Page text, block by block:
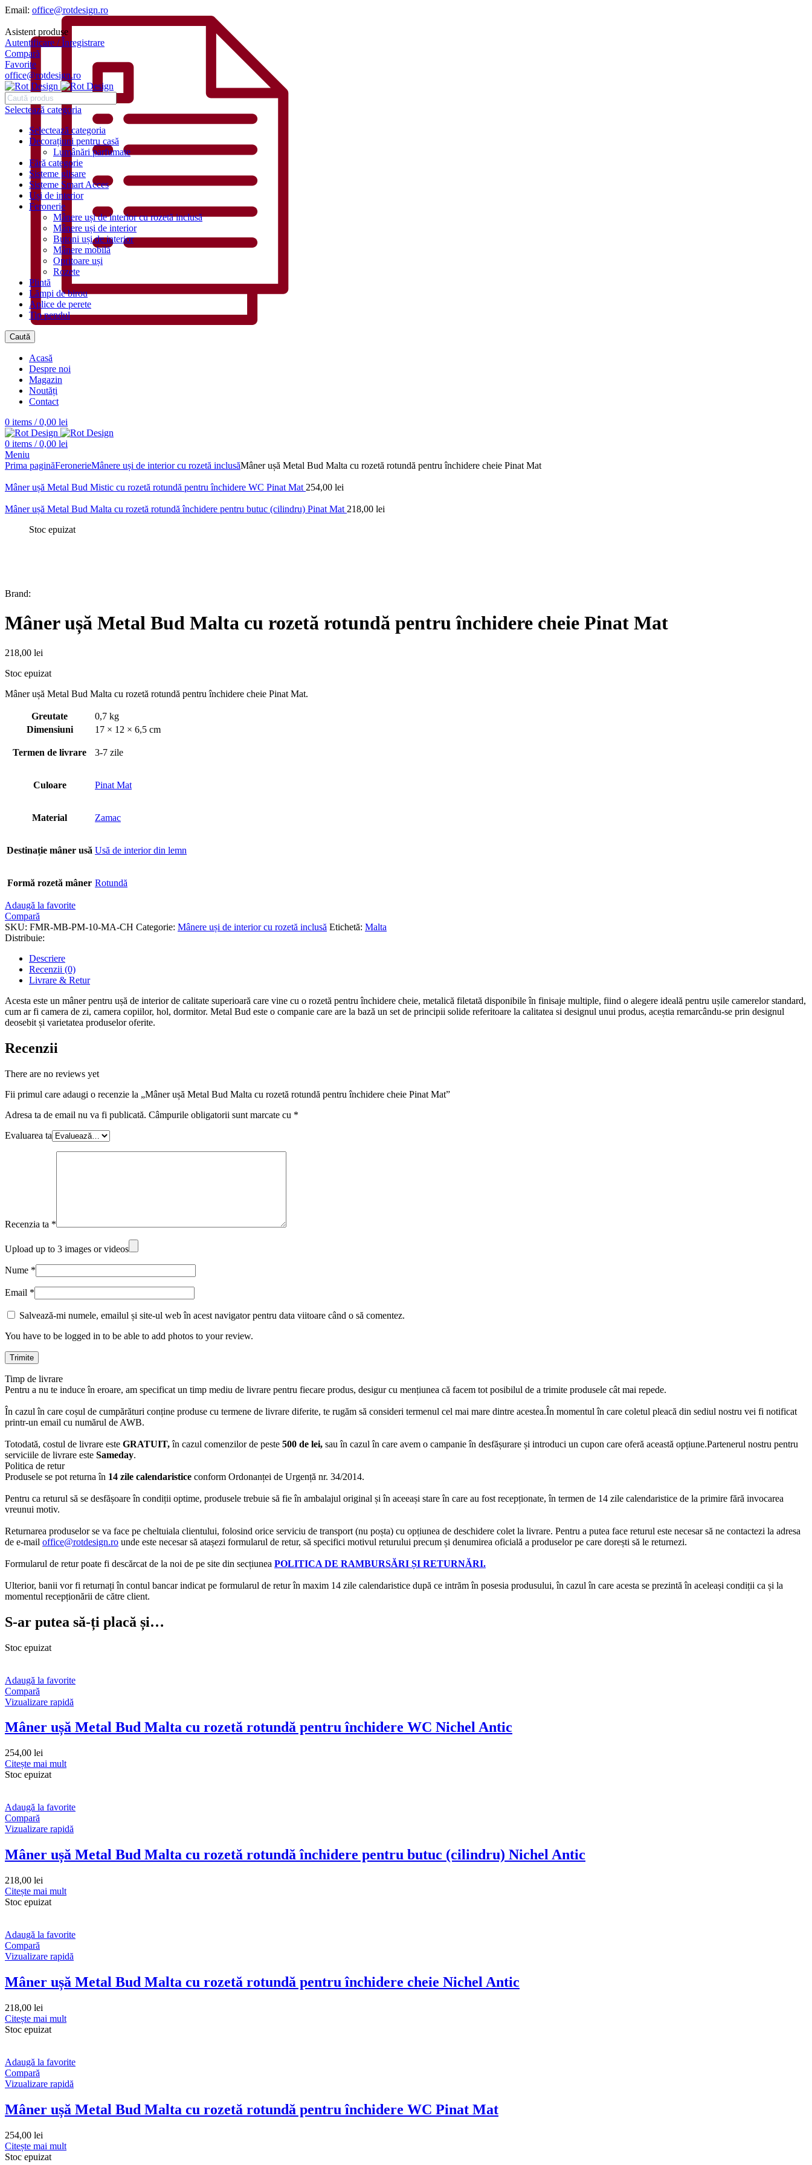
Email: office@rotdesign.ro
Asistent produse
Autentificare / Înregistrare
Compară
Favorite
office@rotdesign.ro
Selectează categoria
Selectează categoria
Decorațiuni pentru casă
Lumânări parfumate
Fără categorie
Sisteme glisare
Sisteme Smart Acces
Uși de interior
Feronerie
Mânere uși de interior cu rozetă inclusă
Mânere uși de interior
Butoni uși de interior
Mânere mobilă
Opritoare uși
Rozete
Plintă
Lămpi de birou
Aplice de perete
Tip pendul
Caută
Acasă
Despre noi
Magazin
Noutăți
Contact
0 items / 0,00 lei
0 items / 0,00 lei
Meniu
Prima paginăFeronerieMânere uși de interior cu rozetă inclusăMâner ușă Metal Bud Malta cu rozetă rotundă pentru închidere cheie Pinat Mat
Mâner ușă Metal Bud Mistic cu rozetă rotundă pentru închidere WC Pinat Mat 254,00 lei
Mâner ușă Metal Bud Malta cu rozetă rotundă închidere pentru butuc (cilindru) Pinat Mat 218,00 lei
Stoc epuizat
Brand:
Mâner ușă Metal Bud Malta cu rozetă rotundă pentru închidere cheie Pinat Mat
218,00 lei
Stoc epuizat
Mâner ușă Metal Bud Malta cu rozetă rotundă pentru închidere cheie Pinat Mat.
Greutate
0,7 kg
Dimensiuni
17 × 12 × 6,5 cm
Termen de livrare 3-7 zile
Culoare Pinat Mat
Material Zamac
Destinație mâner usă Usă de interior din lemn
Formă rozetă mâner Rotundă
Adaugă la favorite
Compară
SKU: FMR-MB-PM-10-MA-CH Categorie: Mânere uși de interior cu rozetă inclusă Etichetă: Malta
Distribuie:
Descriere
Recenzii (0)
Livrare & Retur
Acesta este un mâner pentru ușă de interior de calitate superioară care vine cu o rozetă pentru închidere cheie, metalică filetată disponibile în finisaje multiple, fiind o alegere ideală pentru ușile camerelor standard,
cum ar fi camera de zi, camera copiilor, hol, dormitor. Metal Bud este o companie care are la bază un set de principii solide referitoare la calitatea si designul unui produs, aceștia remarcându-se prin designul
deosebit și varietatea produselor oferite.
Recenzii
There are no reviews yet
Fii primul care adaugi o recenzie la „Mâner ușă Metal Bud Malta cu rozetă rotundă pentru închidere cheie Pinat Mat”
Adresa ta de email nu va fi publicată. Câmpurile obligatorii sunt marcate cu *
Evaluarea ta
Recenzia ta *
Upload up to 3 images or videos
Nume *
Email *
Salvează-mi numele, emailul și site-ul web în acest navigator pentru data viitoare când o să comentez.
You have to be logged in to be able to add photos to your review.
Timp de livrare
Pentru a nu te induce în eroare, am specificat un timp mediu de livrare pentru fiecare produs, desigur cu mențiunea că facem tot posibilul de a trimite produsele cât mai repede.
În cazul în care coșul de cumpărături conține produse cu termene de livrare diferite, te rugăm să consideri termenul cel mai mare dintre acestea.În momentul în care coletul pleacă din sediul nostru vei fi notificat
printr-un email cu numărul de AWB.
Totodată, costul de livrare este GRATUIT,în cazul comenzilor de peste 500 de lei, sau în cazul în care avem o campanie în desfășurare și introduci un cupon care oferă această opțiune.Partenerul nostru pentru
serviciile de livrare este Sameday.
Politica de retur
Produsele se pot returna în 14 zile calendaristice conform Ordonanței de Urgență nr. 34/2014.
Pentru ca returul să se desfășoare în condiții optime, produsele trebuie să fie în ambalajul original și în aceeași stare în care au fost recepționate, în termen de 14 zile calendaristice de la primire fără invocarea
vreunui motiv.
Returnarea produselor se va face pe cheltuiala clientului, folosind orice serviciu de transport (nu poșta) cu opțiunea de deschidere colet la livrare. Pentru a putea face returul este necesar să ne contactezi la adresa
de e-mail office@rotdesign.ro unde este necesar să atașezi formularul de retur, să specifici motivul returului precum și denumirea oficială a produselor pe care dorești să le returnezi.
Formularul de retur poate fi descărcat de la noi de pe site din secțiunea POLITICA DE RAMBURSĂRI ȘI RETURNĂRI.
Ulterior, banii vor fi returnați în contul bancar indicat pe formularul de retur în maxim 14 zile calendaristice după ce intrăm în posesia produsului, în cazul în care acesta se prezintă în aceleași condiții ca și la
momentul recepționării de către client.
S-ar putea să-ți placă și…
Stoc epuizat
Adaugă la favorite
Compară
Vizualizare rapidă
Mâner ușă Metal Bud Malta cu rozetă rotundă pentru închidere WC Nichel Antic
254,00 lei
Citește mai mult
Stoc epuizat
Adaugă la favorite
Compară
Vizualizare rapidă
Mâner ușă Metal Bud Malta cu rozetă rotundă închidere pentru butuc (cilindru) Nichel Antic
218,00 lei
Citește mai mult
Stoc epuizat
Adaugă la favorite
Compară
Vizualizare rapidă
Mâner ușă Metal Bud Malta cu rozetă rotundă pentru închidere cheie Nichel Antic
218,00 lei
Citește mai mult
Stoc epuizat
Adaugă la favorite
Compară
Vizualizare rapidă
Mâner ușă Metal Bud Malta cu rozetă rotundă pentru închidere WC Pinat Mat
254,00 lei
Citește mai mult
Stoc epuizat